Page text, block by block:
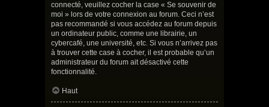
connecté, veuillez cocher la case « Se souvenir de
moi » lors de votre connexion au forum. Ceci n’est
pas recommandé si vous accédez au forum depuis
un ordinateur public, comme une librairie, un
cybercafé, une université, etc. Si vous n’arrivez pas
à trouver cette case à cocher, il est probable qu’un
administrateur du forum ait désactivé cette
fonctionnalité.
Haut